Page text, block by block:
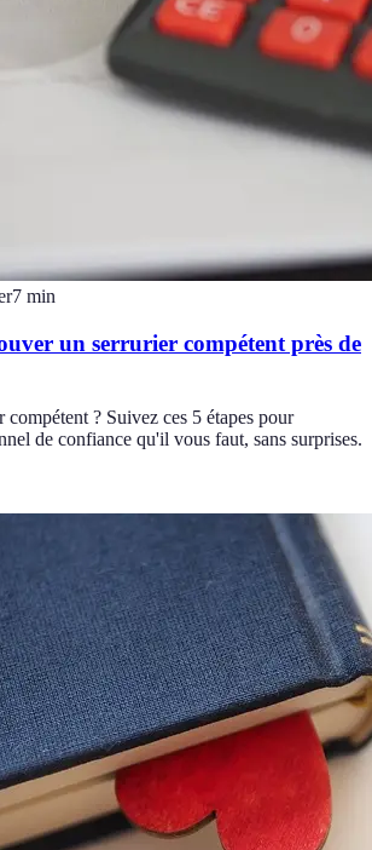
7 min
un serrurier compétent près de
compétent ? Suivez ces 5 étapes pour
de confiance qu'il vous faut, sans surprises.